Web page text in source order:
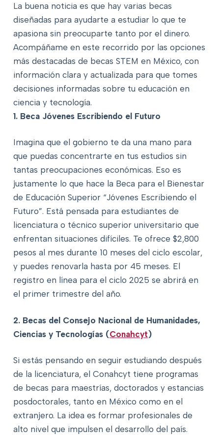
La buena noticia es que hay varias becas
diseñadas para ayudarte a estudiar lo que te
apasiona sin preocuparte tanto por el dinero.
Acompáñame en este recorrido por las opciones
más destacadas de becas STEM en México, con
información clara y actualizada para que tomes
decisiones informadas sobre tu educación en
ciencia y tecnología.
1. Beca Jóvenes Escribiendo el Futuro
Imagina que el gobierno te da una mano para
que puedas concentrarte en tus estudios sin
tantas preocupaciones económicas. Eso es
justamente lo que hace la Beca para el Bienestar
de Educación Superior “Jóvenes Escribiendo el
Futuro”. Está pensada para estudiantes de
licenciatura o técnico superior universitario que
enfrentan situaciones difíciles. Te ofrece $2,800
pesos al mes durante 10 meses del ciclo escolar,
y puedes renovarla hasta por 45 meses. El
registro en línea para el ciclo 2025 se abrirá en
el primer trimestre del año.
2. Becas del Consejo Nacional de Humanidades,
Ciencias y Tecnologías (Conahcyt)
Si estás pensando en seguir estudiando después
de la licenciatura, el Conahcyt tiene programas
de becas para maestrías, doctorados y estancias
posdoctorales, tanto en México como en el
extranjero. La idea es formar profesionales de
alto nivel que impulsen el desarrollo del país.